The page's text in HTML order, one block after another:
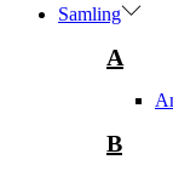
Samling
A
B